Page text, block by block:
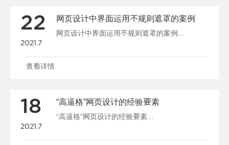
22
2021.7
网页设计中界面运用不规则遮罩的案例
网页设计中界面运用不规则遮罩的案例...
查看详情
18
2021.7
“高逼格”网页设计的经验要素
“高逼格”网页设计的经验要素...